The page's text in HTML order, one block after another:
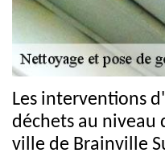
Les interventions
déchets au niveau
ville de Brainville